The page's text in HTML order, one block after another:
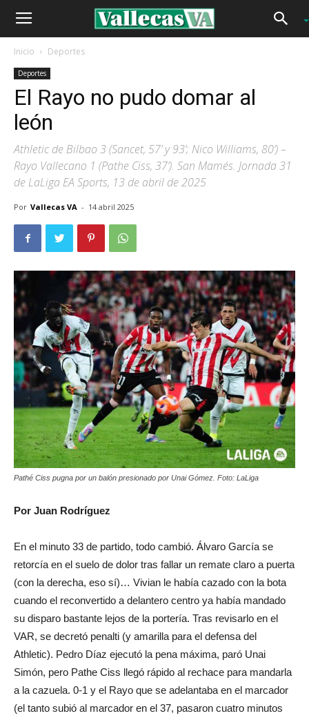
Inicio Deportes
Deportes
El Rayo no pudo domar al
león
Athletic de Bilbao 3 (Sancet, 57’ y 93’; Nico Williams, 80’) –
Rayo Vallecano 1 (Pathe Ciss, 37’). San Mamés. Jornada 31
de LaLiga EA Sports, 13 de abril de 2025
Por Vallecas VA - 14 abril 2025
Pathé Ciss pugna por un balón presionado por Unai Gómez. Foto: LaLiga
Por Juan Rodríguez
En el minuto 33 de partido, todo cambió. Álvaro García se
retorcía en el suelo de dolor tras fallar un remate claro a puerta
(con la derecha, eso sí)… Vivian le había cazado con la bota
cuando el reconvertido a delantero centro ya había mandado
su disparo bastante lejos de la portería. Tras revisarlo en el
VAR, se decretó penalti (y amarilla para el defensa del
Athletic). Pedro Díaz ejecutó la pena máxima, paró Unai
Simón, pero Pathe Ciss llegó rápido al rechace para mandarla
a la cazuela. 0-1 y el Rayo que se adelantaba en el marcador
(el tanto subió al marcador en el 37, pasaron cuatro minutos